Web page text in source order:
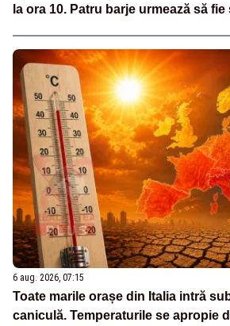
la ora 10. Patru barje urmează să
6 aug. 2026, 07:15
Toate marile orașe din Italia intră
caniculă. Temperaturile se apropie